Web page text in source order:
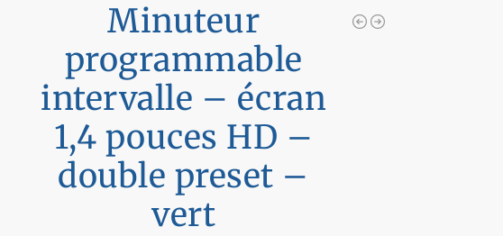
Minuteur
programmable
intervalle – écran
1,4 pouces HD –
double preset –
vert